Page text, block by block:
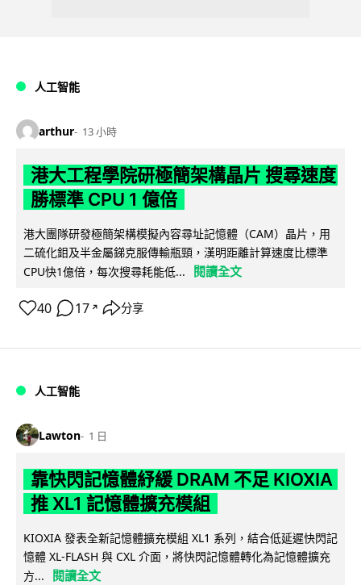
人工智能
arthur 13 小時
港大工程學院研極簡架構晶片 搜尋速度
勝標準 CPU 1 億倍
港大團隊研發極簡架構模擬內容尋址記憶體（CAM）晶片，用
二硫化鉬及半金屬銻克服傳輸瓶頸，漢明距離計算速度比標準
CPU快1億倍，每次搜尋耗能低...
閱讀全文
40 17 ↗ 分享
人工智能
Lawton 1 日
靠快閃記憶體紓緩 DRAM 不足 KIOXIA
推 XL1 記憶體擴充模組
KIOXIA 發表全新記憶體擴充模組 XL1 系列，結合低延遲快閃記
憶體 XL-FLASH 與 CXL 介面，將快閃記憶體轉化為記憶體擴充
方...
閱讀全文